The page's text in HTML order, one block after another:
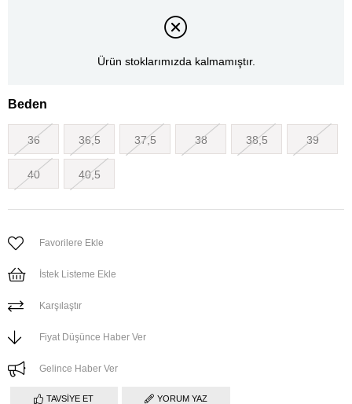
Ürün stoklarımızda kalmamıştır.
Beden
36 36,5 37,5 38 38,5 39
40 40,5
Favorilere Ekle
İstek Listeme Ekle
Karşılaştır
Fiyat Düşünce Haber Ver
Gelince Haber Ver
TAVSIYE ET YORUM YAZ